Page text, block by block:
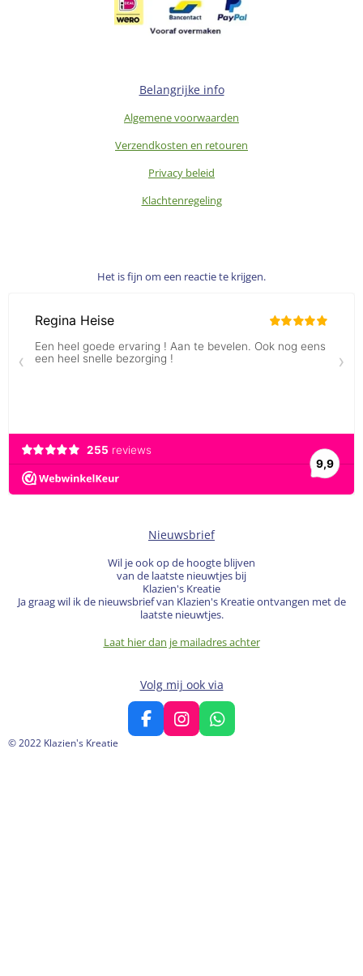
Belangrijke info
Algemene voorwaarden
Verzendkosten en retouren
Privacy beleid
Klachtenregeling
Het is fijn om een reactie te krijgen.
Nieuwsbrief
Wil je ook op de hoogte blijven
van de laatste nieuwtjes bij
Klazien's Kreatie
Ja graag wil ik de nieuwsbrief van Klazien's Kreatie ontvangen met de
laatste nieuwtjes.
Laat hier dan je mailadres achter
Volg mij ook via
F
a
I
n
W
h
© 2022 Klazien's Kreatie